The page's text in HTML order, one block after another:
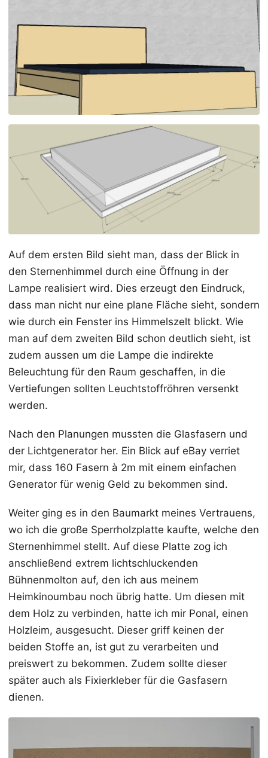
Auf dem ersten Bild sieht man, dass der Blick in
den Sternenhimmel durch eine Öffnung in der
Lampe realisiert wird. Dies erzeugt den Eindruck,
dass man nicht nur eine plane Fläche sieht, sondern
wie durch ein Fenster ins Himmelszelt blickt. Wie
man auf dem zweiten Bild schon deutlich sieht, ist
zudem aussen um die Lampe die indirekte
Beleuchtung für den Raum geschaffen, in die
Vertiefungen sollten Leuchtstoffröhren versenkt
werden.
Nach den Planungen mussten die Glasfasern und
der Lichtgenerator her. Ein Blick auf eBay verriet
mir, dass 160 Fasern à 2m mit einem einfachen
Generator für wenig Geld zu bekommen sind.
Weiter ging es in den Baumarkt meines Vertrauens,
wo ich die große Sperrholzplatte kaufte, welche den
Sternenhimmel stellt. Auf diese Platte zog ich
anschließend extrem lichtschluckenden
Bühnenmolton auf, den ich aus meinem
Heimkinoumbau noch übrig hatte. Um diesen mit
dem Holz zu verbinden, hatte ich mir Ponal, einen
Holzleim, ausgesucht. Dieser griff keinen der
beiden Stoffe an, ist gut zu verarbeiten und
preiswert zu bekommen. Zudem sollte dieser
später auch als Fixierkleber für die Gasfasern
dienen.